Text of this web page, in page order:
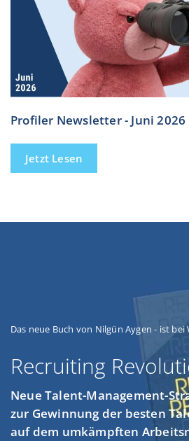
Profiler Newsletter - Juni 2026
Jetzt Lesen
Das neue Buch von Nilgün Aygen - ist bei
Recruiting
Neue Talent-Management-
zur Gewinnung der besten
auf dem umkämpften